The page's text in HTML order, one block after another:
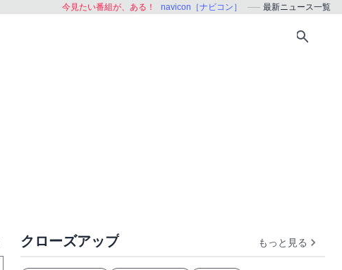
今見たい番組が、ある！ navicon［ナビコン］ 最新ニュース一覧
クローズアップ もっと見る